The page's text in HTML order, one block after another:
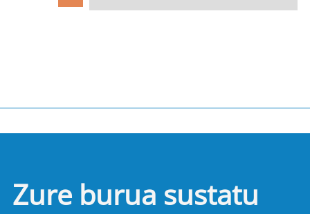
Zure burua sustatu